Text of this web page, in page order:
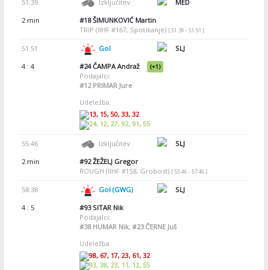
51:39 Izključitev
MED
2 min
#18ŠIMUNKOVIĆ Martin
TRIP (IIHF #167, Spotikanje) [ 51:39 - 51:51 ]
51:51 Gol
SLJ
4 : 4
#24ČAMPA Andraž (+1)
Podajalci:
#12PRIMAR Jure
Udeležba:
13, 15, 50, 33, 32
24, 12, 27, 92, 91, 55
55:46 Izključitev
SLJ
2 min
#92ŽEŽELJ Gregor
ROUGH (IIHF #158, Grobost) [ 55:46 - 57:46 ]
58:38 Gol (GWG)
SLJ
4 : 5
#93SITAR Nik
Podajalci:
#38HUMAR Nik, #23ČERNE Juš
Udeležba:
98, 67, 17, 23, 61, 32
93, 38, 23, 11, 12, 55